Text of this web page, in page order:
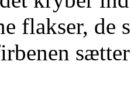
flakser, de